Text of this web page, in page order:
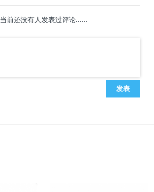
当前还没有人发表过评论......
发表